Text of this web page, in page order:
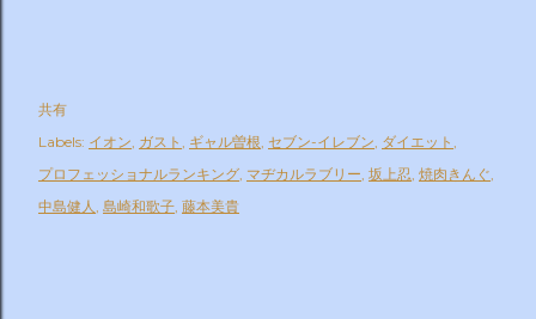
共有
Labels: イオン ガスト ギャル曽根 セブン-イレブン ダイエット
プロフェッショナルランキング マヂカルラブリー 坂上忍 焼肉きんぐ
中島健人 島崎和歌子 藤本美貴